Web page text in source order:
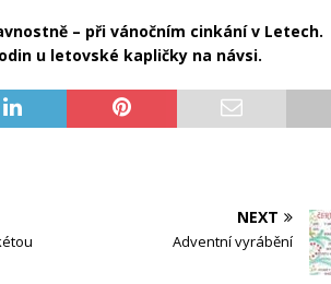
– při vánočním cinkání v Letech.
u letovské kapličky na návsi.
NEXT
Adventní vyrábění